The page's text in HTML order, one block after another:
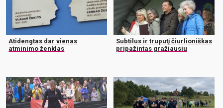
Atidengtas dar vienas
atminimo ženklas
Subtilus ir truputį čiurlioniškas
pripažintas gražiausiu